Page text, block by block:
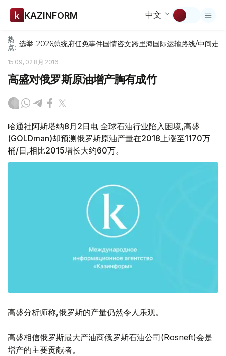
KAZINFORM 中文
热
点: 选举-2026总统府任免事件国情咨文跨里海国际运输路线/中间走廊
15:09, 02 8月 2016
高盛对俄罗斯原油增产胸有成竹
哈通社阿斯塔纳8月2日电 全球石油行业陷入困境,高盛
(GOLDman)却预测俄罗斯原油产量在2018上涨至1170万
桶/日,相比2015增长大约60万。
高盛分析师称,俄罗斯的产量仍然令人乐观。
高盛相信俄罗斯最大产油商俄罗斯石油公司(Rosneft)会是
增产的主要贡献者。